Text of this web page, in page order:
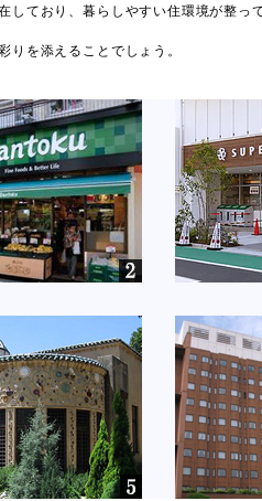
ており、暮らしやすい住環境が整っ
りを添えることでしょう。